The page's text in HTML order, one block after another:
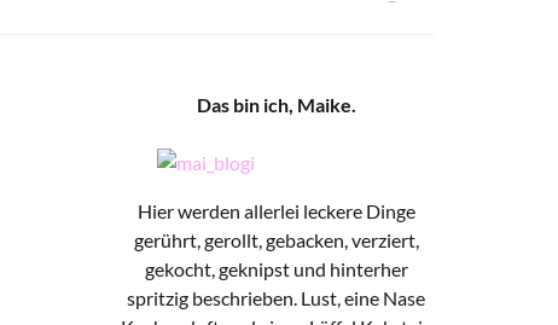
Das bin ich, Maike.
Hier werden allerlei leckere Dinge
gerührt, gerollt, gebacken, verziert,
gekocht, geknipst und hinterher
spritzig beschrieben. Lust, eine Nase